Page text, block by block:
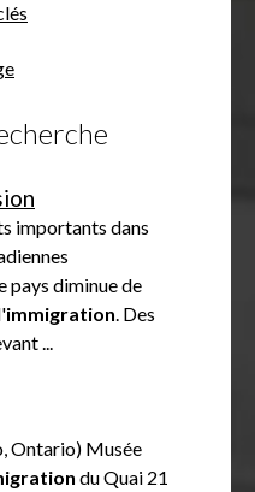
importants dans
pays diminue de
immigration. Des
...
Ontario) Musée
du Quai 21